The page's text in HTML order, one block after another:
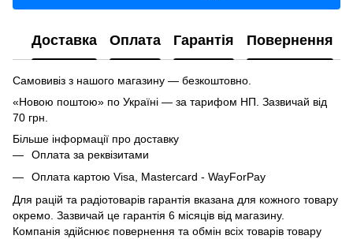
Доставка Оплата Гарантія Повернення
Самовивіз з нашого магазину — безкоштовно.
«Новою поштою» по Україні — за тарифом НП. Зазвичай від
70 грн.
Більше інформації про доставку
Оплата за реквізитами
Оплата картою Visa, Mastercard - WayForPay
Для рацій та радіотоварів гарантія вказана для кожного товару
окремо. Зазвичай це гарантія 6 місяців від магазину.
Компанія здійснює повернення та обмін всіх товарів товару